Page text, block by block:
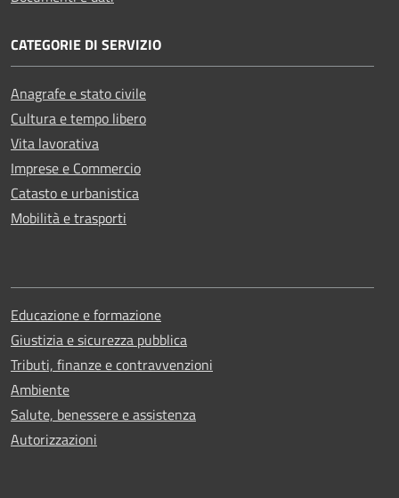
CATEGORIE DI SERVIZIO
Anagrafe e stato civile
Cultura e tempo libero
Vita lavorativa
Imprese e Commercio
Catasto e urbanistica
Mobilità e trasporti
Educazione e formazione
Giustizia e sicurezza pubblica
Tributi, finanze e contravvenzioni
Ambiente
Salute, benessere e assistenza
Autorizzazioni